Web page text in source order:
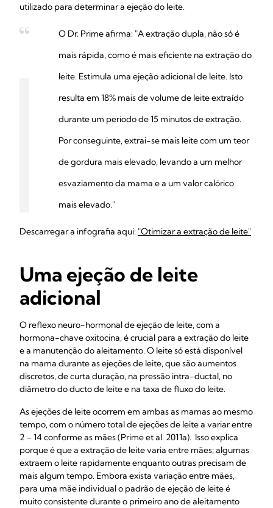
utilizado para determinar a ejeção do leite.
O Dr. Prime afirma: "A extração dupla, não só é
mais rápida, como é mais eficiente na extração do
leite. Estimula uma ejeção adicional de leite. Isto
resulta em 18% mais de volume de leite extraído
durante um período de 15 minutos de extração.
Por conseguinte, extrai-se mais leite com um teor
de gordura mais elevado, levando a um melhor
esvaziamento da mama e a um valor calórico
mais elevado."
Descarregar a infografia aqui: "Otimizar a extração de leite"
Uma ejeção de leite
adicional
O reflexo neuro-hormonal de ejeção de leite, com a
hormona-chave oxitocina, é crucial para a extração do leite
e a manutenção do aleitamento. O leite só está disponível
na mama durante as ejeções de leite, que são aumentos
discretos, de curta duração, na pressão intra-ductal, no
diâmetro do ducto de leite e na taxa de fluxo do leite.
As ejeções de leite ocorrem em ambas as mamas ao mesmo
tempo, com o número total de ejeções de leite a variar entre
2 – 14 conforme as mães (Prime et al. 2011a). Isso explica
porque é que a extração de leite varia entre mães; algumas
extraem o leite rapidamente enquanto outras precisam de
mais algum tempo. Embora exista variação entre mães,
para uma mãe individual o padrão de ejeção de leite é
muito consistente durante o primeiro ano de aleitamento